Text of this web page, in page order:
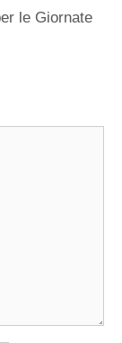
le Giornate